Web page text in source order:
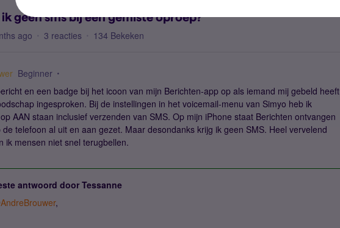
geen sms bij een gemiste oproep?
ago 3 reacties 134 Bekeken
Beginner
en een badge bij het icoon van mijn Berichten-app op als iemand mij gebeld heeft
ingesproken. Bij de instellingen in het voicemail-menu van Simyo heb ik
AAN staan inclusief verzenden van SMS. Op mijn iPhone staat Berichten ontvangen
telefoon al uit en aan gezet. Maar desondanks krijg ik geen SMS. Heel vervelend
ik mensen niet snel terugbellen.
antwoord door Tessanne
,